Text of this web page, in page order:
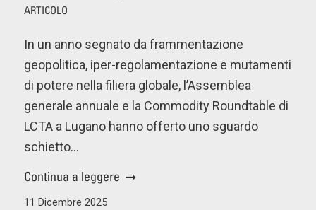
ARTICOLO
In un anno segnato da frammentazione
geopolitica, iper-regolamentazione e mutamenti
di potere nella filiera globale, l’Assemblea
generale annuale e la Commodity Roundtable di
LCTA a Lugano hanno offerto uno sguardo
schietto…
Continua a leggere
11 Dicembre 2025